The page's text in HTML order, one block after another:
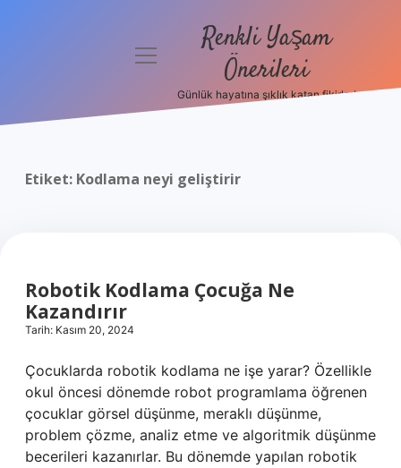
Politikası
menüyü
Renkli Yaşam
Önerileri
Günlük hayatına şıklık katan fikirler!
Etiket: Kodlama neyi geliştirir
Robotik Kodlama Çocuğa Ne
Kazandırır
Tarih: Kasım 20, 2024
Çocuklarda robotik kodlama ne işe yarar? Özellikle
okul öncesi dönemde robot programlama öğrenen
çocuklar görsel düşünme, meraklı düşünme,
problem çözme, analiz etme ve algoritmik düşünme
becerileri kazanırlar. Bu dönemde yapılan robotik